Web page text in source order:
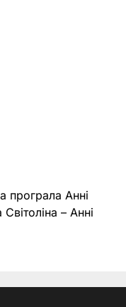
програла Анні
– Анні